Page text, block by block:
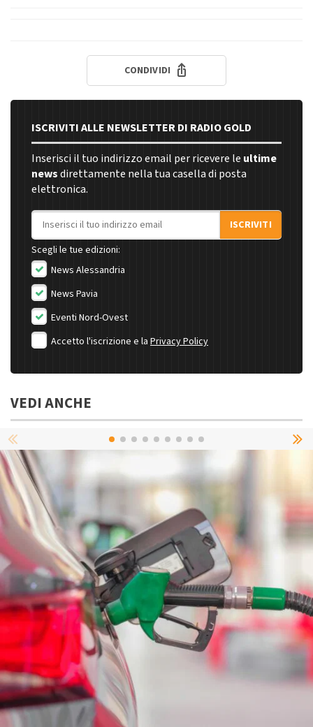
CONDIVIDI
ISCRIVITI ALLE NEWSLETTER DI RADIO GOLD
Inserisci il tuo indirizzo email per ricevere le ultime
newsdirettamente nella tua casella di posta
elettronica.
Indirizzo email
ISCRIVITI
Scegli le tue edizioni:
News Alessandria
News Pavia
Eventi Nord-Ovest
Accetto l'iscrizione e la Privacy Policy
VEDI ANCHE